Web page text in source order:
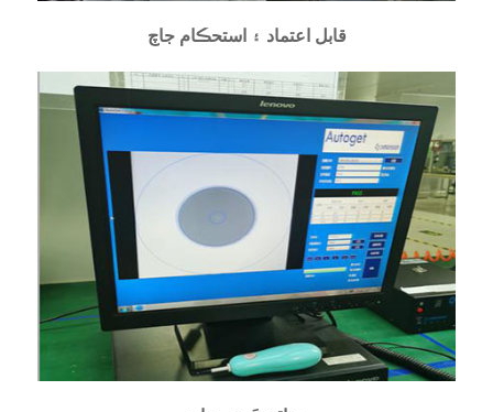
قابل اعتماد ۽ استحڪام جاچ